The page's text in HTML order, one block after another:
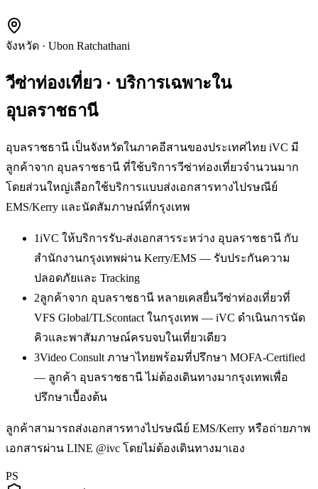
จังหวัด · Ubon Ratchathani
วีซ่าท่องเที่ยว · บริการเฉพาะใน
อุบลราชธานี
อุบลราชธานี เป็นจังหวัดในภาคอีสานของประเทศไทย iVC มี
ลูกค้าจาก อุบลราชธานี ที่ใช้บริการวีซ่าท่องเที่ยวจำนวนมาก
โดยส่วนใหญ่เลือกใช้บริการแบบส่งเอกสารทางไปรษณีย์
EMS/Kerry และนัดสัมภาษณ์ที่กรุงเทพ
1iVC ให้บริการรับ-ส่งเอกสารระหว่าง อุบลราชธานี กับ
สำนักงานกรุงเทพผ่าน Kerry/EMS — รับประกันความ
ปลอดภัยและ Tracking
2ลูกค้าจาก อุบลราชธานี หลายเคสยื่นวีซ่าท่องเที่ยวที่
VFS Global/TLScontact ในกรุงเทพ — iVC ดำเนินการนัด
คิวและพาสัมภาษณ์ครบจบในเที่ยวเดียว
3Video Consult ภาษาไทยพร้อมที่ปรึกษา MOFA-Certified
— ลูกค้า อุบลราชธานี ไม่ต้องเดินทางมากรุงเทพเพื่อ
ปรึกษาเบื้องต้น
ลูกค้าสามารถส่งเอกสารทางไปรษณีย์ EMS/Kerry หรือถ่ายภาพ
เอกสารผ่าน LINE @ivc โดยไม่ต้องเดินทางมาเอง
PS